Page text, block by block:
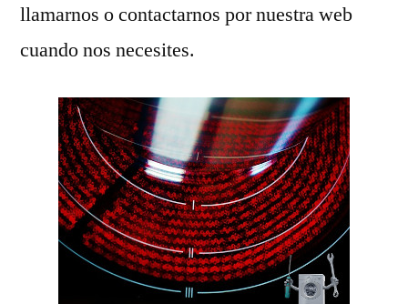
llamarnos o contactarnos por nuestra web
cuando nos necesites.